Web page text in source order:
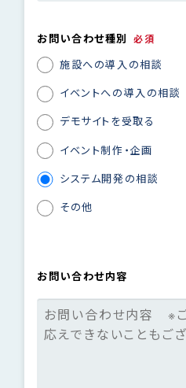
お問い合わせ種別
施設への導入の相談
イベントへの導入の相談
デモサイトを受取る
イベント制作・企画
システム開発の相談
その他
お問い合わせ内容